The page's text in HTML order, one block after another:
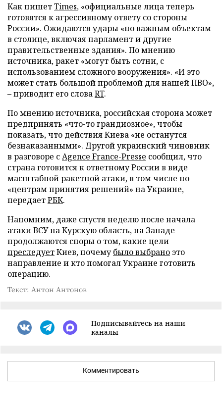
Как пишетTimes, «официальные лица теперь
готовятся к агрессивному ответу со стороны
России». Ожидаются удары «по важным объектам
в столице, включая парламент и другие
правительственные здания». По мнению
источника, ракет «могут быть сотни, с
использованием сложного вооружения». «И это
может стать большой проблемой для нашей ПВО»,
– приводит его словаRT.
По мнению источника, российская сторона может
предпринять «что-то грандиозное», чтобы
показать, что действия Киева «не останутся
безнаказанными». Другой украинский чиновник
в разговоре сAgence France-Presse сообщил, что
страна готовится к ответному России в виде
масштабной ракетной атаки, в том числе по
«центрам принятия решений» на Украине,
передаетРБК.
Напомним, даже спустя неделю после начала
атаки ВСУ на Курскую область, на Западе
продолжаются споры о том, какие цели
преследуетКиев, почемубыло выбрано это
направление и кто помогал Украине готовить
операцию.
Текст: Антон Антонов
Подписывайтесь на наши
каналы
Комментировать